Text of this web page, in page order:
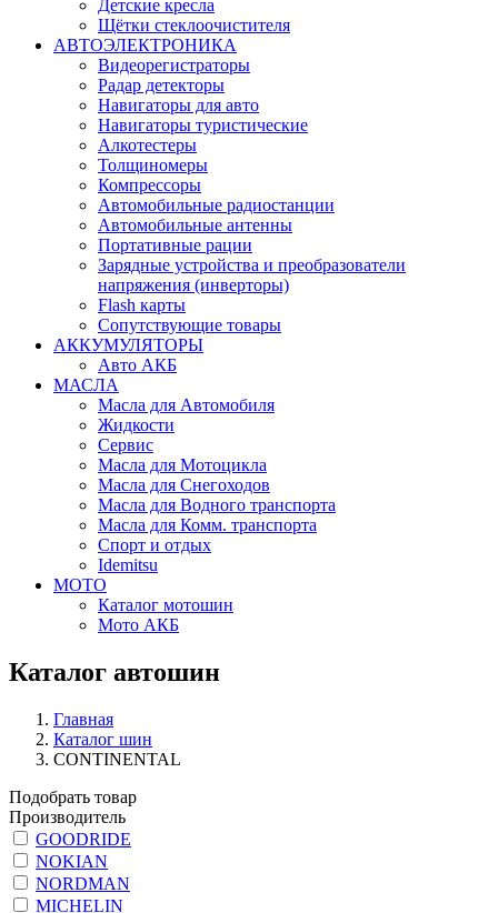
Детские кресла
Щётки стеклоочистителя
АВТОЭЛЕКТРОНИКА
Видеорегистраторы
Радар детекторы
Навигаторы для авто
Навигаторы туристические
Алкотестеры
Толщиномеры
Компрессоры
Автомобильные радиостанции
Автомобильные антенны
Портативные рации
Зарядные устройства и преобразователи
напряжения (инверторы)
Flash карты
Сопутствующие товары
АККУМУЛЯТОРЫ
Авто АКБ
МАСЛА
Масла для Автомобиля
Жидкости
Сервис
Масла для Мотоцикла
Масла для Снегоходов
Масла для Водного транспорта
Масла для Комм. транспорта
Спорт и отдых
Idemitsu
МОТО
Каталог мотошин
Мото АКБ
Каталог автошин
Главная
Каталог шин
CONTINENTAL
Подобрать товар
Производитель
GOODRIDE
NOKIAN
NORDMAN
MICHELIN